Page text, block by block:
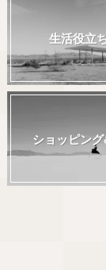
生活役立
ショッピン